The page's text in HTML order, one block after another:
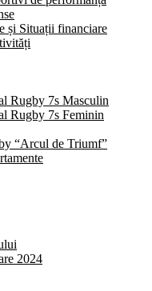
și Situații financiare
Rugby 7s Masculin
Rugby 7s Feminin
“Arcul de Triumf”
2024